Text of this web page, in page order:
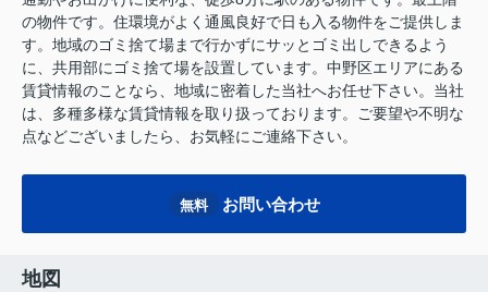
の物件です。住環境がよく通風良好で日も入る物件をご提供しま
す。地域のゴミ捨て場まで行かずにサッとゴミ出しできるよう
に、共用部にゴミ捨て場を設置しています。中野区エリアにある
賃貸情報のことなら、地域に密着した当社へお任せ下さい。当社
は、多種多様な賃貸情報を取り扱っております。ご要望や不明な
点などございましたら、お気軽にご連絡下さい。
無料 お問い合わせ
地図